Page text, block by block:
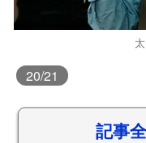
20/21
記事